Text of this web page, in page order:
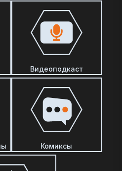
Видеоподкаст
Комиксы